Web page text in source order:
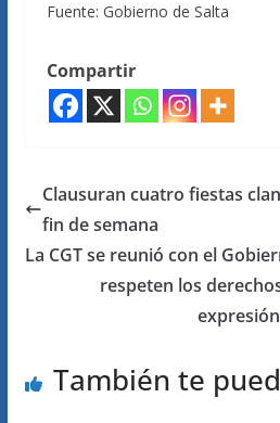
Fuente: Gobierno de Salta
Compartir
Clausuran cuatro fiestas
fin de semana
La CGT se reunió con el
respeten los
También te